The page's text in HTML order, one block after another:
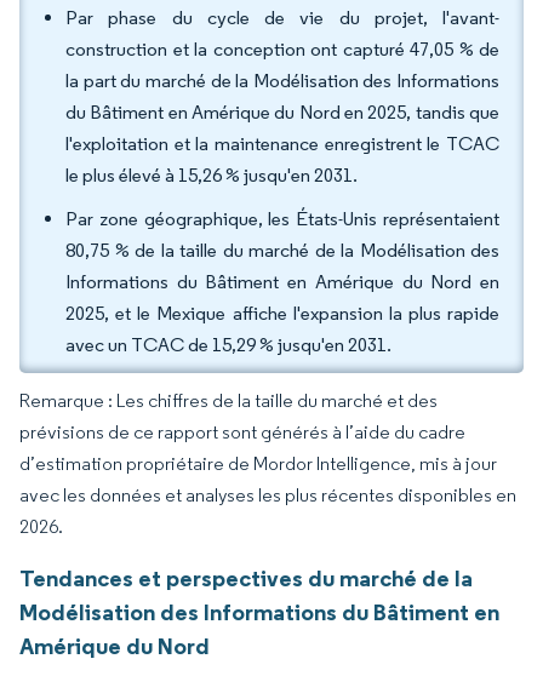
Par phase du cycle de vie du projet, l'avant-
construction et la conception ont capturé 47,05 % de
la part du marché de la Modélisation des Informations
du Bâtiment en Amérique du Nord en 2025, tandis que
l'exploitation et la maintenance enregistrent le TCAC
le plus élevé à 15,26 % jusqu'en 2031.
Par zone géographique, les États-Unis représentaient
80,75 % de la taille du marché de la Modélisation des
Informations du Bâtiment en Amérique du Nord en
2025, et le Mexique affiche l'expansion la plus rapide
avec un TCAC de 15,29 % jusqu'en 2031.
Remarque : Les chiffres de la taille du marché et des
prévisions de ce rapport sont générés à l’aide du cadre
d’estimation propriétaire de Mordor Intelligence, mis à jour
avec les données et analyses les plus récentes disponibles en
2026.
Tendances et perspectives du marché de la
Modélisation des Informations du Bâtiment en
Amérique du Nord